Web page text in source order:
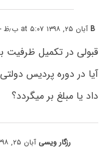
Bآبان ۲۵, ۱۳۹۸ at ۵:۰۷ ب٫ظ - Reply
قبولی در تکمیل ظرفیت
آیا در دوره پردیس
داد یا مبلغ بر میگردد؟
رزگار ویسی آبان ۲۵, ۱۳۹۸ at ۹:۱۹ ب٫ظ